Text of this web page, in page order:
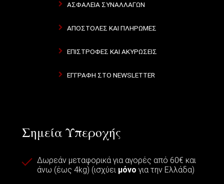
ΑΣΦΆΛΕΙΑ ΣΥΝΑΛΛΑΓΏΝ
ΑΠΟΣΤΟΛΈΣ ΚΑΙ ΠΛΗΡΩΜΈΣ
ΕΠΙΣΤΡΟΦΈΣ ΚΑΙ ΑΚΥΡΏΣΕΙΣ
ΕΓΓΡΑΦΉ ΣΤΟ NEWSLETTER
Σημεία Υπεροχής
Δωρεάν μεταφορικά για αγορές από 60€ και
άνω (έως 4kg) (ισχύει μόνο για την Ελλάδα)